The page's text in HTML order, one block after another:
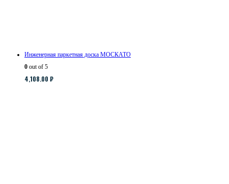
Инженерная паркетная доска МОСКАТО
0 out of 5
4,108.00 ₽